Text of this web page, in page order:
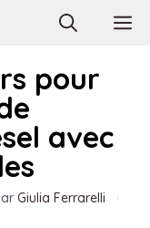
pour
avec
Giulia Ferrarelli
·